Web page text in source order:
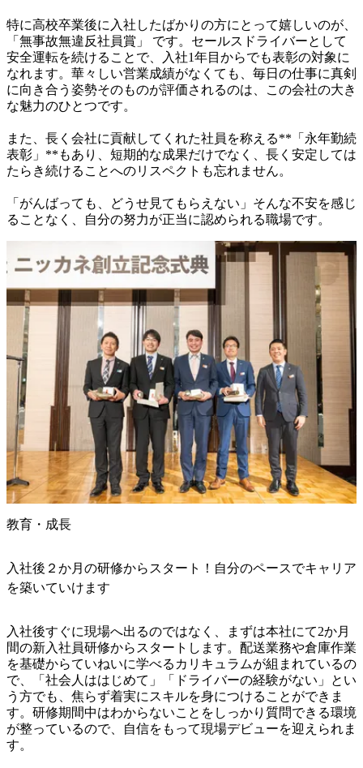
特に高校卒業後に入社したばかりの方にとって嬉しいのが、
「無事故無違反社員賞」 です。セールスドライバーとして
安全運転を続けることで、入社1年目からでも表彰の対象に
なれます。華々しい営業成績がなくても、毎日の仕事に真剣
に向き合う姿勢そのものが評価されるのは、この会社の大き
な魅力のひとつです。
また、長く会社に貢献してくれた社員を称える**「永年勤続
表彰」**もあり、短期的な成果だけでなく、長く安定しては
たらき続けることへのリスペクトも忘れません。
「がんばっても、どうせ見てもらえない」そんな不安を感じ
教育・成長
入社後２か月の研修からスタート！自分のペースでキャリア
を築いていけます
入社後すぐに現場へ出るのではなく、まずは本社にて2か月
間の新入社員研修からスタートします。配送業務や倉庫作業
を基礎からていねいに学べるカリキュラムが組まれているの
で、「社会人ははじめて」「ドライバーの経験がない」とい
う方でも、焦らず着実にスキルを身につけることができま
す。研修期間中はわからないことをしっかり質問できる環境
が整っているので、自信をもって現場デビューを迎えられま
す。